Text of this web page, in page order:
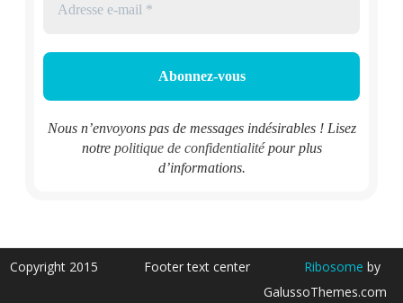
Nous n’envoyons pas de messages indésirables ! Lisez
notre politique de confidentialitépour plus
d’informations.
Copyright 2015 Footer text center Ribosome by
GalussoThemes.com